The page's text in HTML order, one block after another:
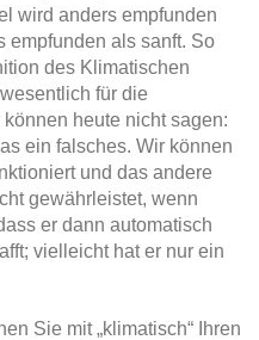
wird anders empfunden
empfunden als sanft. So
des Klimatischen
für die
heute nicht sagen:
ein falsches. Wir können
und das andere
gewährleistet, wenn
er dann automatisch
vielleicht hat er nur ein
Sie mit „klimatisch“ Ihren